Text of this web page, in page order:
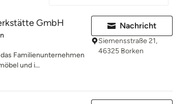
GmbH
5 Sternen
Familienunternehmen
und i...
Nachricht
Siemensstraße 21,
46325 Borken